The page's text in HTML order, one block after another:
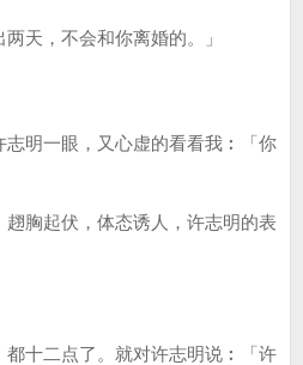
天，不会和你离婚的。」
明一眼，又心虚的看看我︰「你
胸起伏，体态诱人，许志明的表
十二点了。就对许志明说︰「许